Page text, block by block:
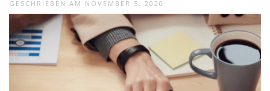
GESCHRIEBEN AM NOVEMBER 5, 2020 .